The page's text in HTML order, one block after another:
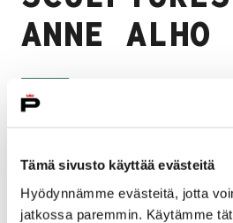
Tämä sivusto käyttää evästeitä
Hyödynnämme evästeitä, jotta
jatkossa paremmin. Käytämme
ANNE ALHO
Information
Artist: Anne Alho